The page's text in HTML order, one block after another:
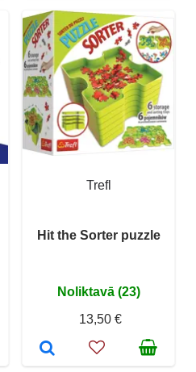
Trefl
Hit the Sorter puzzle
Noliktavā (23)
13,50 €